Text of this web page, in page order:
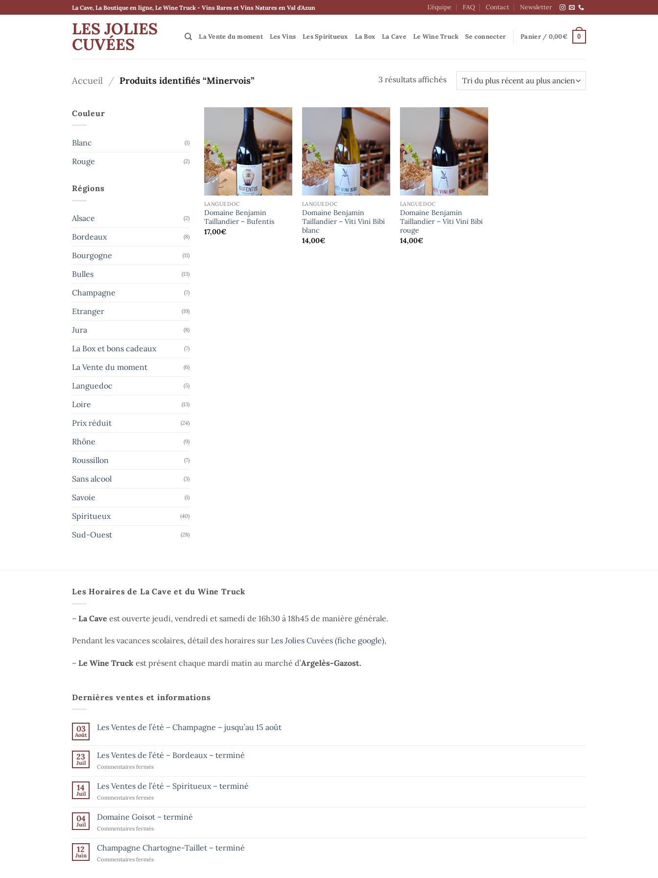
au
La Cave, La Boutique en ligne, Le Wine Truck - Vins Rares et Vins Natures en Val d'Azun L’équipe FAQ Contact Newsletter
LES JOLIES
CUVÉES La Vente du moment Les Vins Les Spiritueux La Box La Cave Le Wine Truck Se connecter Panier / 0,00€ 0
Accueil / Produits identifiés “Minervois” 3 résultats affichésTrié
récent
au
plus
ancien
Couleur
Blanc (1)
Rouge (2)
Régions
Alsace (2)
Bordeaux (8)
Bourgogne (11)
Bulles (13)
Champagne (7)
Etranger (19)
Jura (8)
La Box et bons cadeaux (7)
La Vente du moment (6)
Languedoc (5)
Loire (13)
Prix réduit (24)
Rhône (9)
Roussillon (7)
Sans alcool (3)
Savoie (1)
Spiritueux (40)
Sud-Ouest (28)
LANGUEDOC
Domaine Benjamin
Taillandier – Bufentis
17,00€
LANGUEDOC
Domaine Benjamin
Taillandier – Viti Vini Bibi
blanc
14,00€
LANGUEDOC
Domaine Benjamin
Taillandier – Viti Vini Bibi
rouge
14,00€
Les Horaires de La Cave et du Wine Truck
– La Cave est ouverte jeudi, vendredi et samedi de 16h30 à 18h45 de manière générale.
Pendant les vacances scolaires, détail des horaires sur Les Jolies Cuvées (fiche google),
– Le Wine Truck est présent chaque mardi matin au marché d’Argelès-Gazost.
Dernières ventes et informations
03
Août
Les Ventes de l’été – Champagne – jusqu’au 15 août
Les
de
–
Champagne
–
jusqu’au
août
23
Juil
Les Ventes de l’été – Bordeaux – terminé
Commentaires ferméssur
Ventes
de
l’été
Bordeaux
14
Juil
Les Ventes de l’été – Spiritueux – terminé
Commentaires ferméssur
Ventes
de
l’été
Spiritueux
04
Juil
Domaine Goisot – terminé
Commentaires ferméssur
Goisot
–
terminé
12
Juin
Champagne Chartogne-Taillet – terminé
Commentaires ferméssur